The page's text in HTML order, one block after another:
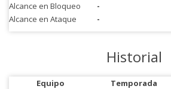
Alcance en Bloqueo
-
Alcance en Ataque
-
Historial
Equipo Temporada